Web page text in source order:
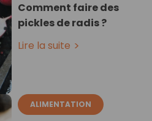
Comment faire des
pickles de radis ?
Lire la suite
ALIMENTATION